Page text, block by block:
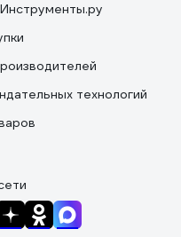
технологий